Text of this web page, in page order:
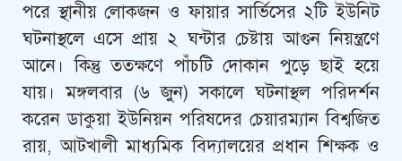
পরে স্থানীয় লোকজন ও ফায়ার সার্ভিসের ২টি ইউনিট
ঘটনাস্থলে এসে প্রায় ২ ঘন্টার চেষ্টায় আগুন নিয়ন্ত্রণে
আনে। কিন্তু ততক্ষণে পাঁচটি দোকান পুড়ে ছাই হয়ে
যায়। মঙ্গলবার (৬ জুন) সকালে ঘটনাস্থল পরিদর্শন
করেন ডাকুয়া ইউনিয়ন পরিষদের চেয়ারম্যান বিশ্বজিত
রায়, আটখালী মাধ্যমিক বিদ্যালয়ের প্রধান শিক্ষক ও